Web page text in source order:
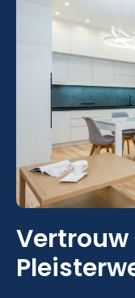
Vertrouw